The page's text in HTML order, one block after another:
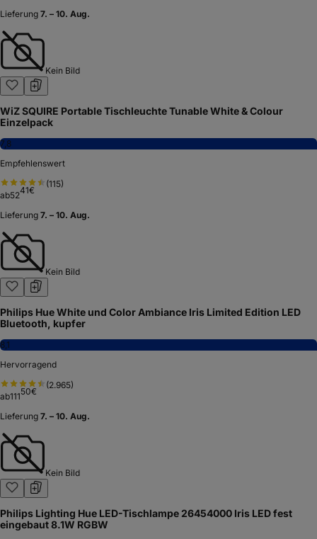
Lieferung 7. – 10. Aug.
Kein Bild
WiZ SQUIRE Portable Tischleuchte Tunable White & Colour
Einzelpack
7,8
Empfehlenswert
(115)
ab5241€
Lieferung 7. – 10. Aug.
Kein Bild
Philips Hue White und Color Ambiance Iris Limited Edition LED
Bluetooth, kupfer
8,1
Hervorragend
(2.965)
ab11150€
Lieferung 7. – 10. Aug.
Kein Bild
Philips Lighting Hue LED-Tischlampe 26454000 Iris LED fest
eingebaut 8.1W RGBW